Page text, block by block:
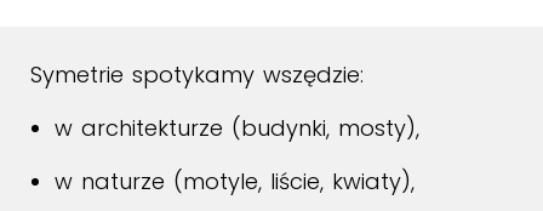
Symetrie spotykamy wszędzie:
w architekturze (budynki, mosty),
w naturze (motyle, liście, kwiaty),